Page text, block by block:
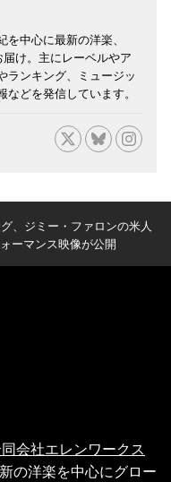
中心に最新の洋楽、
け。主にレーベルやア
ランキング、ミュージッ
どを発信しています。
、ジミー・ファロンの米人
ーマンス映像が公開
会社エレンワークス
の洋楽を中心にグロー